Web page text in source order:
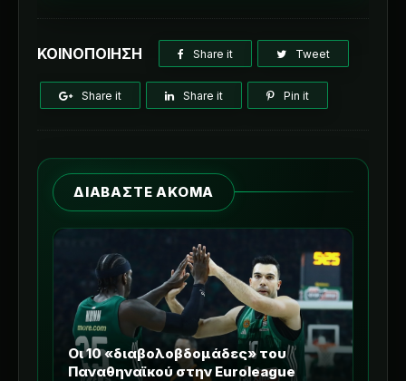
ΚΟΙΝΟΠΟΙΗΣΗ Share it Tweet
Share it Share it Pin it
ΔΙΑΒΑΣΤΕ ΑΚΟΜΑ
Οι 10 «διαβολοβδομάδες» του
Παναθηναϊκού στην Euroleague